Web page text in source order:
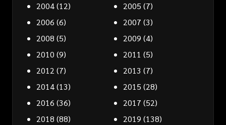
2004(12) 2005 (7)
2006 (6) 2007 (3)
2008 (5) 2009 (4)
2010 (9) 2011 (5)
2012 (7) 2013 (7)
2014(13) 2015 (28)
2016 (36) 2017 (52)
2018 (88) 2019 (138)